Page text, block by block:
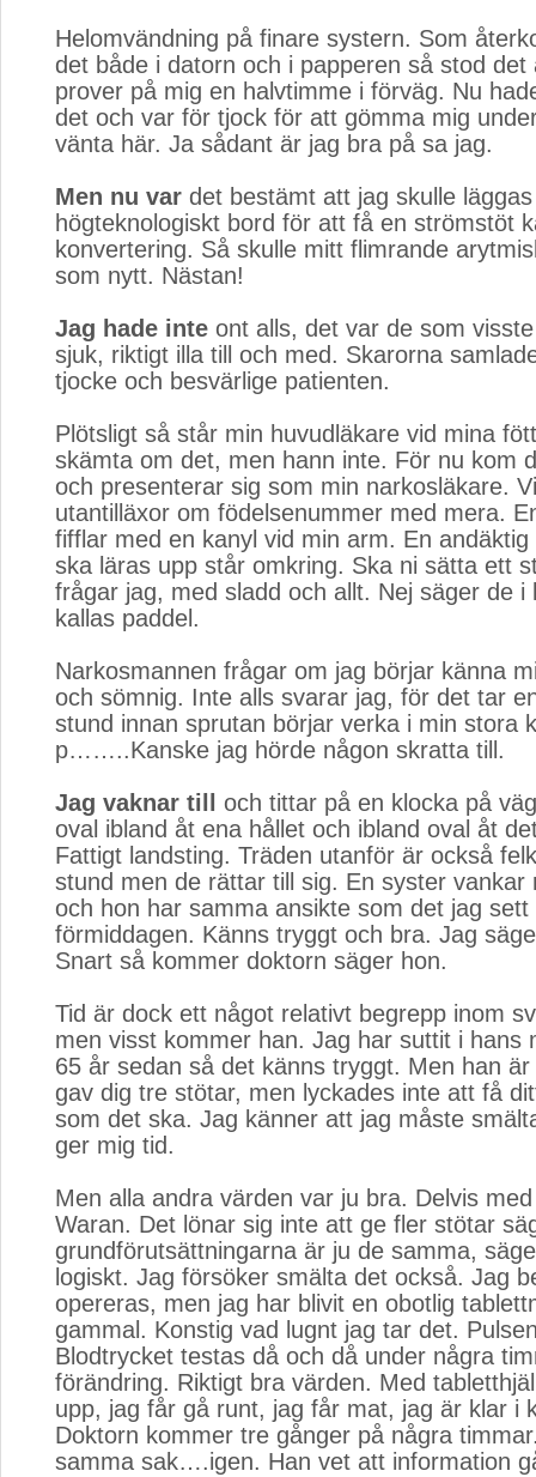
Helomvändning på finare systern. Som
det både i datorn och i papperen så stod det
prover på mig en halvtimme i förväg. Nu
det och var för tjock för att gömma mig
vänta här. Ja sådant är jag bra på sa jag.
Men nu var det bestämt att jag skulle
högteknologiskt bord för att få en strömstöt
konvertering. Så skulle mitt flimrande
som nytt. Nästan!
Jag hade inte ont alls, det var de som
sjuk, riktigt illa till och med. Skarorna
tjocke och besvärlige patienten.
Plötsligt så står min huvudläkare vid mina
skämta om det, men hann inte. För nu kom
och presenterar sig som min narkosläkare.
utantilläxor om födelsenummer med mera.
fifflar med en kanyl vid min arm. En
ska läras upp står omkring. Ska ni sätta ett
frågar jag, med sladd och allt. Nej säger de i
kallas paddel.
Narkosmannen frågar om jag börjar känna
och sömnig. Inte alls svarar jag, för det tar
stund innan sprutan börjar verka i min stora
p……..Kanske jag hörde någon skratta till.
Jag vaknar till
och tittar på en klocka på
oval ibland åt ena hållet och ibland oval åt
Fattigt landsting. Träden utanför är också
stund men de rättar till sig. En syster vankar
och hon har samma ansikte som det jag
förmiddagen. Känns tryggt och bra. Jag
Snart så kommer doktorn säger hon.
Tid är dock ett något relativt begrepp inom
men visst kommer han. Jag har suttit i hans
65 år sedan så det känns tryggt. Men han
gav dig tre stötar, men lyckades inte att få
som det ska. Jag känner att jag måste
ger mig tid.
Men alla andra värden var ju bra. Delvis
Waran. Det lönar sig inte att ge fler stötar
grundförutsättningarna är ju de samma,
logiskt. Jag försöker smälta det också. Jag
opereras, men jag har blivit en obotlig
gammal. Konstig vad lugnt jag tar det.
Blodtrycket testas då och då under några
förändring. Riktigt bra värden. Med
upp, jag får gå runt, jag får mat, jag är klar i
Doktorn kommer tre gånger på några
samma sak….igen. Han vet att information